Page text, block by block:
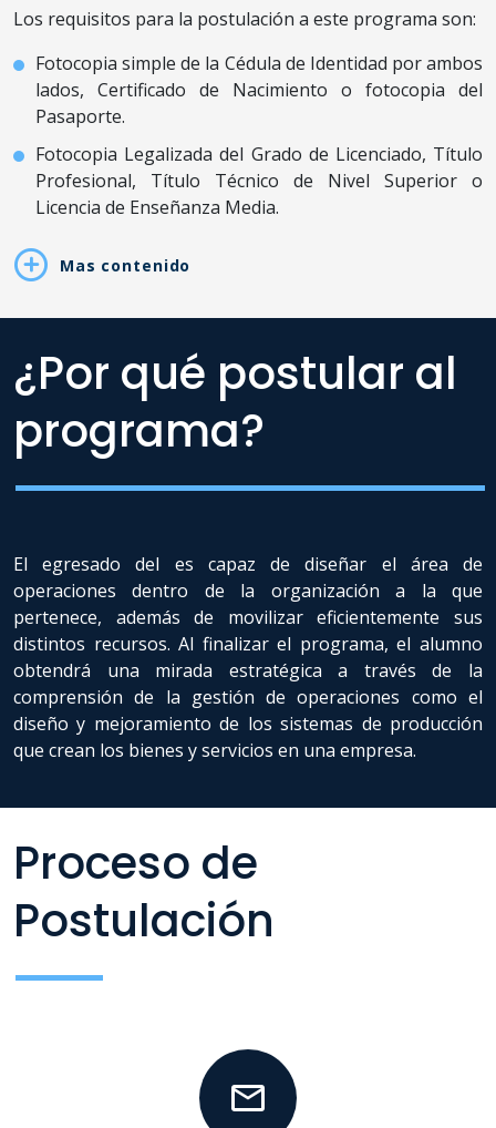
Los requisitos para la postulación a este programa son:
Fotocopia simple de la Cédula de Identidad por ambos
lados, Certificado de Nacimiento o fotocopia del
Pasaporte.
Fotocopia Legalizada del Grado de Licenciado, Título
Profesional, Título Técnico de Nivel Superior o
Licencia de Enseñanza Media.
Mas contenido
El egresado del es capaz de diseñar el área de
operaciones dentro de la organización a la que
pertenece, además de movilizar eficientemente sus
distintos recursos. Al finalizar el programa, el alumno
obtendrá una mirada estratégica a través de la
comprensión de la gestión de operaciones como el
diseño y mejoramiento de los sistemas de producción
que crean los bienes y servicios en una empresa.
¿Por qué postular al
programa?
Proceso de
Postulación